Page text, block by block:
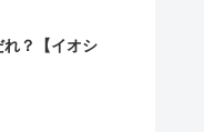
？【イオシ